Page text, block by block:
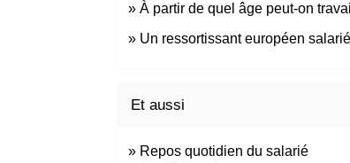
À partir de quel âge peut-on
Un ressortissant européen
Et aussi
Repos quotidien du salarié